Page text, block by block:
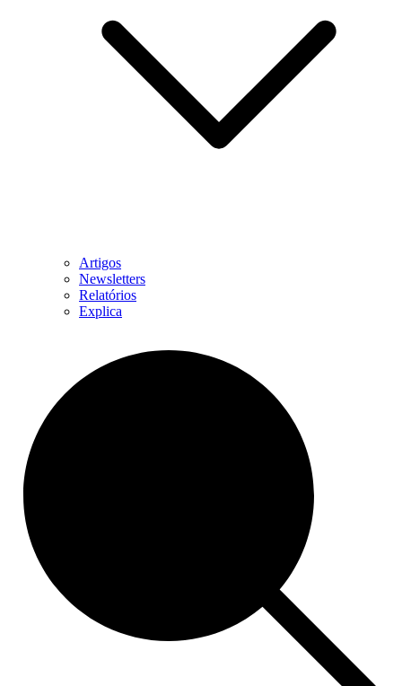
Artigos
Newsletters
Relatórios
Explica